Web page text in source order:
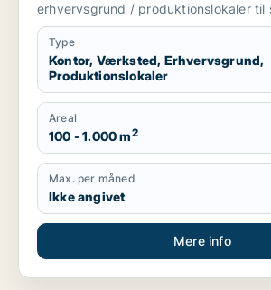
erhvervsgrund / produktionslokaler til
Type
Kontor, Værksted, Erhvervsgrund,
Produktionslokaler
Areal
100 - 1.000 m2
Max. per måned
Ikke angivet
Mere info